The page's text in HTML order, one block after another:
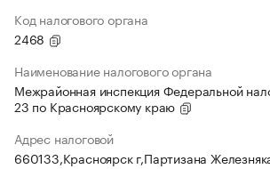
Код налогового органа
2468
Наименование налогового органа
Межрайонная инспекция Федеральной
23 по Красноярскому краю
Адрес налоговой
660133,Красноярск г,Партизана